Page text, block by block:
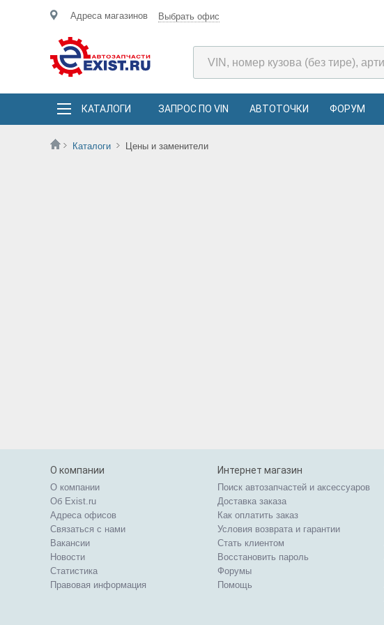
Адреса магазинов Выбрать офис
КАТАЛОГИ ЗАПРОС ПО VIN АВТОТОЧКИ ФОРУМ
Каталоги Цены и заменители
О компании
О компании
Об Exist.ru
Адреса офисов
Связаться с нами
Вакансии
Новости
Статистика
Правовая информация
Интернет магазин
Поиск автозапчастей и аксессуаров
Доставка заказа
Как оплатить заказ
Условия возврата и гарантии
Стать клиентом
Восстановить пароль
Форумы
Помощь